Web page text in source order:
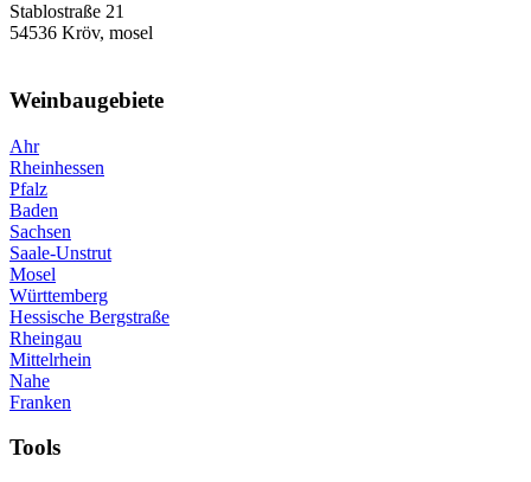
Stablostraße 21
54536 Kröv, mosel
Weinbaugebiete
Ahr
Rheinhessen
Pfalz
Baden
Sachsen
Saale-Unstrut
Mosel
Württemberg
Hessische Bergstraße
Rheingau
Mittelrhein
Nahe
Franken
Tools